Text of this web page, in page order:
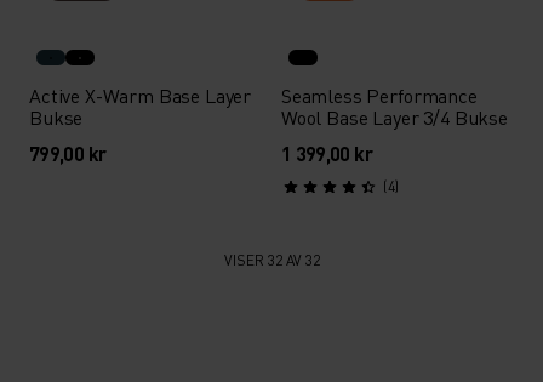
Active X-Warm Base Layer
Bukse
799,00 kr
Seamless Performance
Wool Base Layer 3/4 Bukse
1 399,00 kr
(4)
VISER 32 AV 32